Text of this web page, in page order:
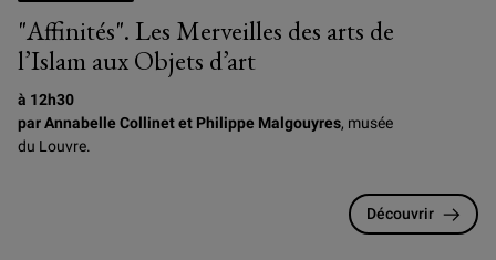
"Affinités". Les Merveilles des arts de
l’Islam aux Objets d’art
à 12h30
par Annabelle Collinet et Philippe Malgouyres, musée
du Louvre.
Découvrir